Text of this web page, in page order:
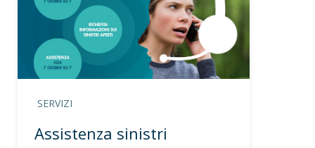
SERVIZI
Assistenza sinistri